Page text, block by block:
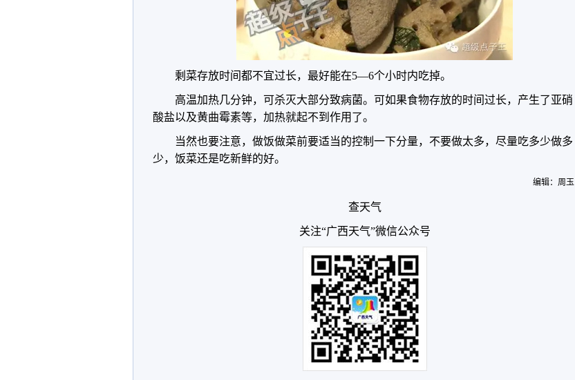
剩菜存放时间都不宜过长，最好能在5—6个小时内吃掉。
高温加热几分钟，可杀灭大部分致病菌。可如果食物存放的时间过长，产生了亚硝
酸盐以及黄曲霉素等，加热就起不到作用了。
当然也要注意，做饭做菜前要适当的控制一下分量，不要做太多，尽量吃多少做多
少，饭菜还是吃新鲜的好。
编辑：周玉
查天气
关注“广西天气”微信公众号